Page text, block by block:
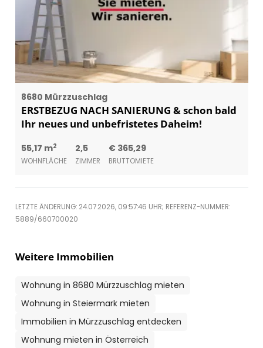
8680 Mürzzuschlag
ERSTBEZUG NACH SANIERUNG & schon bald
Ihr neues und unbefristetes Daheim!
55,17 m2
WOHNFLÄCHE
2,5
ZIMMER
€ 365,29
BRUTTOMIETE
LETZTE ÄNDERUNG: 24.07.2026, 09:57:46 UHR; REFERENZ-NUMMER:
5889/660700020
Weitere Immobilien
Wohnung in 8680 Mürzzuschlag mieten
Wohnung in Steiermark mieten
Immobilien in Mürzzuschlag entdecken
Wohnung mieten in Österreich